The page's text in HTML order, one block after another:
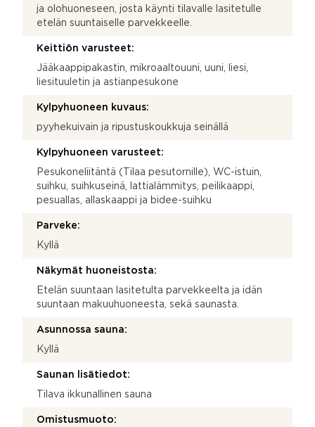
ja olohuoneseen, josta käynti tilavalle lasitetulle
etelän suuntaiselle parvekkeelle.
Keittiön varusteet:
Jääkaappipakastin, mikroaaltouuni, uuni, liesi,
liesituuletin ja astianpesukone
Kylpyhuoneen kuvaus:
pyyhekuivain ja ripustuskoukkuja seinällä
Kylpyhuoneen varusteet:
Pesukoneliitäntä (Tilaa pesutornille), WC-istuin,
suihku, suihkuseinä, lattialämmitys, peilikaappi,
pesuallas, allaskaappi ja bidee-suihku
Parveke:
Kyllä
Näkymät huoneistosta:
Etelän suuntaan lasitetulta parvekkeelta ja idän
suuntaan makuuhuoneesta, sekä saunasta.
Asunnossa sauna:
Kyllä
Saunan lisätiedot:
Tilava ikkunallinen sauna
Omistusmuoto: